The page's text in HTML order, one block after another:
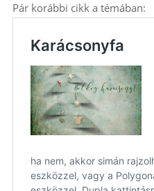
Pár korábbi cikk a témában: